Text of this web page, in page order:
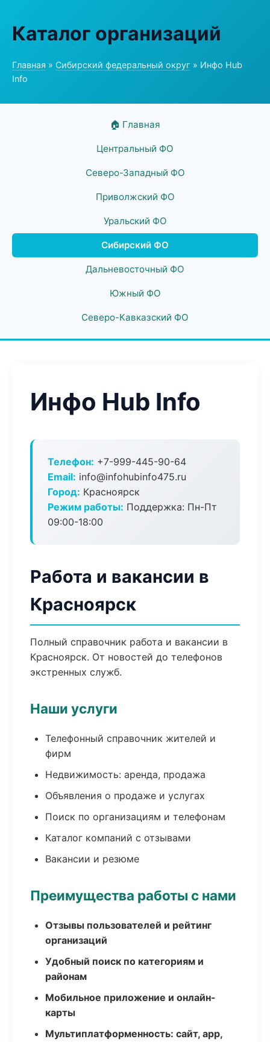
Каталог организаций
Главная » Сибирский федеральный округ » Инфо Hub
Info
🏠 Главная
Центральный ФО
Северо-Западный ФО
Приволжский ФО
Уральский ФО
Сибирский ФО
Дальневосточный ФО
Южный ФО
Северо-Кавказский ФО
Инфо Hub Info
Телефон: +7-999-445-90-64
Email: info@infohubinfo475.ru
Город: Красноярск
Режим работы: Поддержка: Пн-Пт
09:00-18:00
Работа и вакансии в
Красноярск
Полный справочник работа и вакансии в
Красноярск. От новостей до телефонов
экстренных служб.
Наши услуги
Телефонный справочник жителей и
фирм
Недвижимость: аренда, продажа
Объявления о продаже и услугах
Поиск по организациям и телефонам
Каталог компаний с отзывами
Вакансии и резюме
Преимущества работы с нами
Отзывы пользователей и рейтинг
организаций
Удобный поиск по категориям и
районам
Мобильное приложение и онлайн-
карты
Мультиплатформенность: сайт, app,